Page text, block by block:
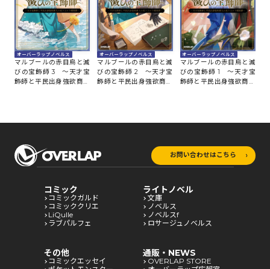
オーバーラップノベルス
マルブールの赤目烏と滅
びの宝飾師 3 ～天才宝
飾師と平民出身強欲商人
オーバーラップノベルス
マルブールの赤目烏と滅
びの宝飾師 2 ～天才宝
飾師と平民出身強欲商人
オーバーラップノベルス
マルブールの赤目烏と滅
びの宝飾師 1 ～天才宝
飾師と平民出身強欲商人
お問い合わせはこちら
コミック
コミックガルド
コミッククリエ
LiQulle
ラブパルフェ
ライトノベル
文庫
ノベルス
ノベルスf
ロサージュノベルス
その他
コミックエッセイ
通販・NEWS
OVERLAP STORE